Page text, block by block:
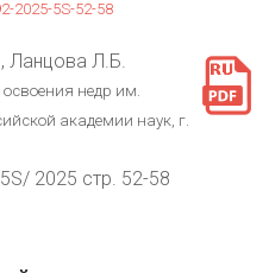
2025-5S-52-58
Ланцова Л.Б.
недр им.
академии наук, г.
2025 стр. 52-58